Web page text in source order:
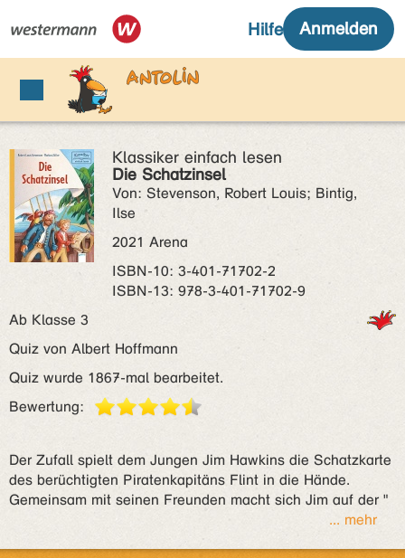
Klassiker einfach lesen
Die Schatzinsel
Von: Stevenson, Robert Louis; Bintig,
Ilse
2021 Arena
ISBN‑10: 3-401-71702-2
ISBN‑13: 978-3-401-71702-9
Ab Klasse 3
Quiz von Albert Hoffmann
Quiz wurde 1867-mal bearbeitet.
Bewertung:
Der Zufall spielt dem Jungen Jim Hawkins die Schatzkarte
des berüchtigten Piratenkapitäns Flint in die Hände.
Gemeinsam mit seinen Freunden macht sich Jim auf der "
... mehr